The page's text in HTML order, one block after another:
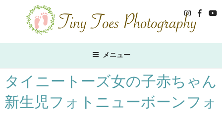
ン
キ
ッ
メニュー
タイニートーズ女の子赤ちゃん
新生児フォトニューボーンフォ